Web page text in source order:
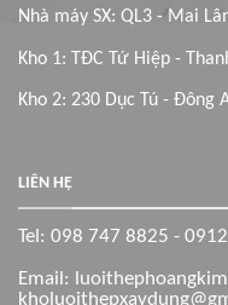
Nhà máy SX: QL3 - Mai
Kho 1: TĐC Tứ Hiệp -
Kho 2: 230 Dục Tú - Đông
LIÊN HỆ
Tel: 098 747 8825 -
Email: